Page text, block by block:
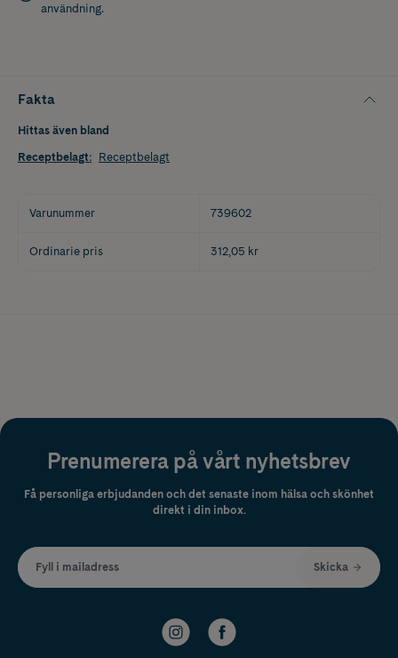
användning.
Fakta
Hittas även bland
Receptbelagt: Receptbelagt
Varunummer 739602
Ordinarie pris 312,05 kr
Prenumerera på vårt nyhetsbrev
Få personliga erbjudanden och det senaste inom hälsa och skönhet
direkt i din inbox.
Fyll i mailadress Skicka